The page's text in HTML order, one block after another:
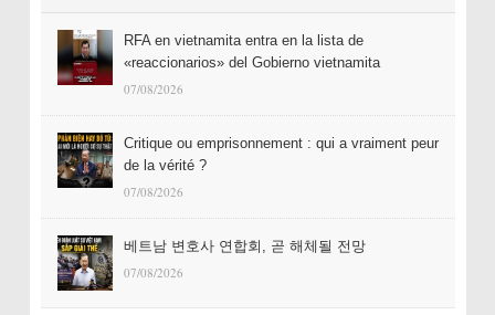
RFA en vietnamita entra en la lista de
«reaccionarios» del Gobierno vietnamita
07/08/2026
Critique ou emprisonnement : qui a vraiment peur
de la vérité ?
07/08/2026
베트남 변호사 연합회, 곧 해체될 전망
07/08/2026